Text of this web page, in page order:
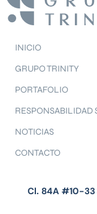
INICIO
GRUPO TRINITY
PORTAFOLIO
RESPONSABILIDAD
NOTICIAS
CONTACTO
Cl. 84A #10-